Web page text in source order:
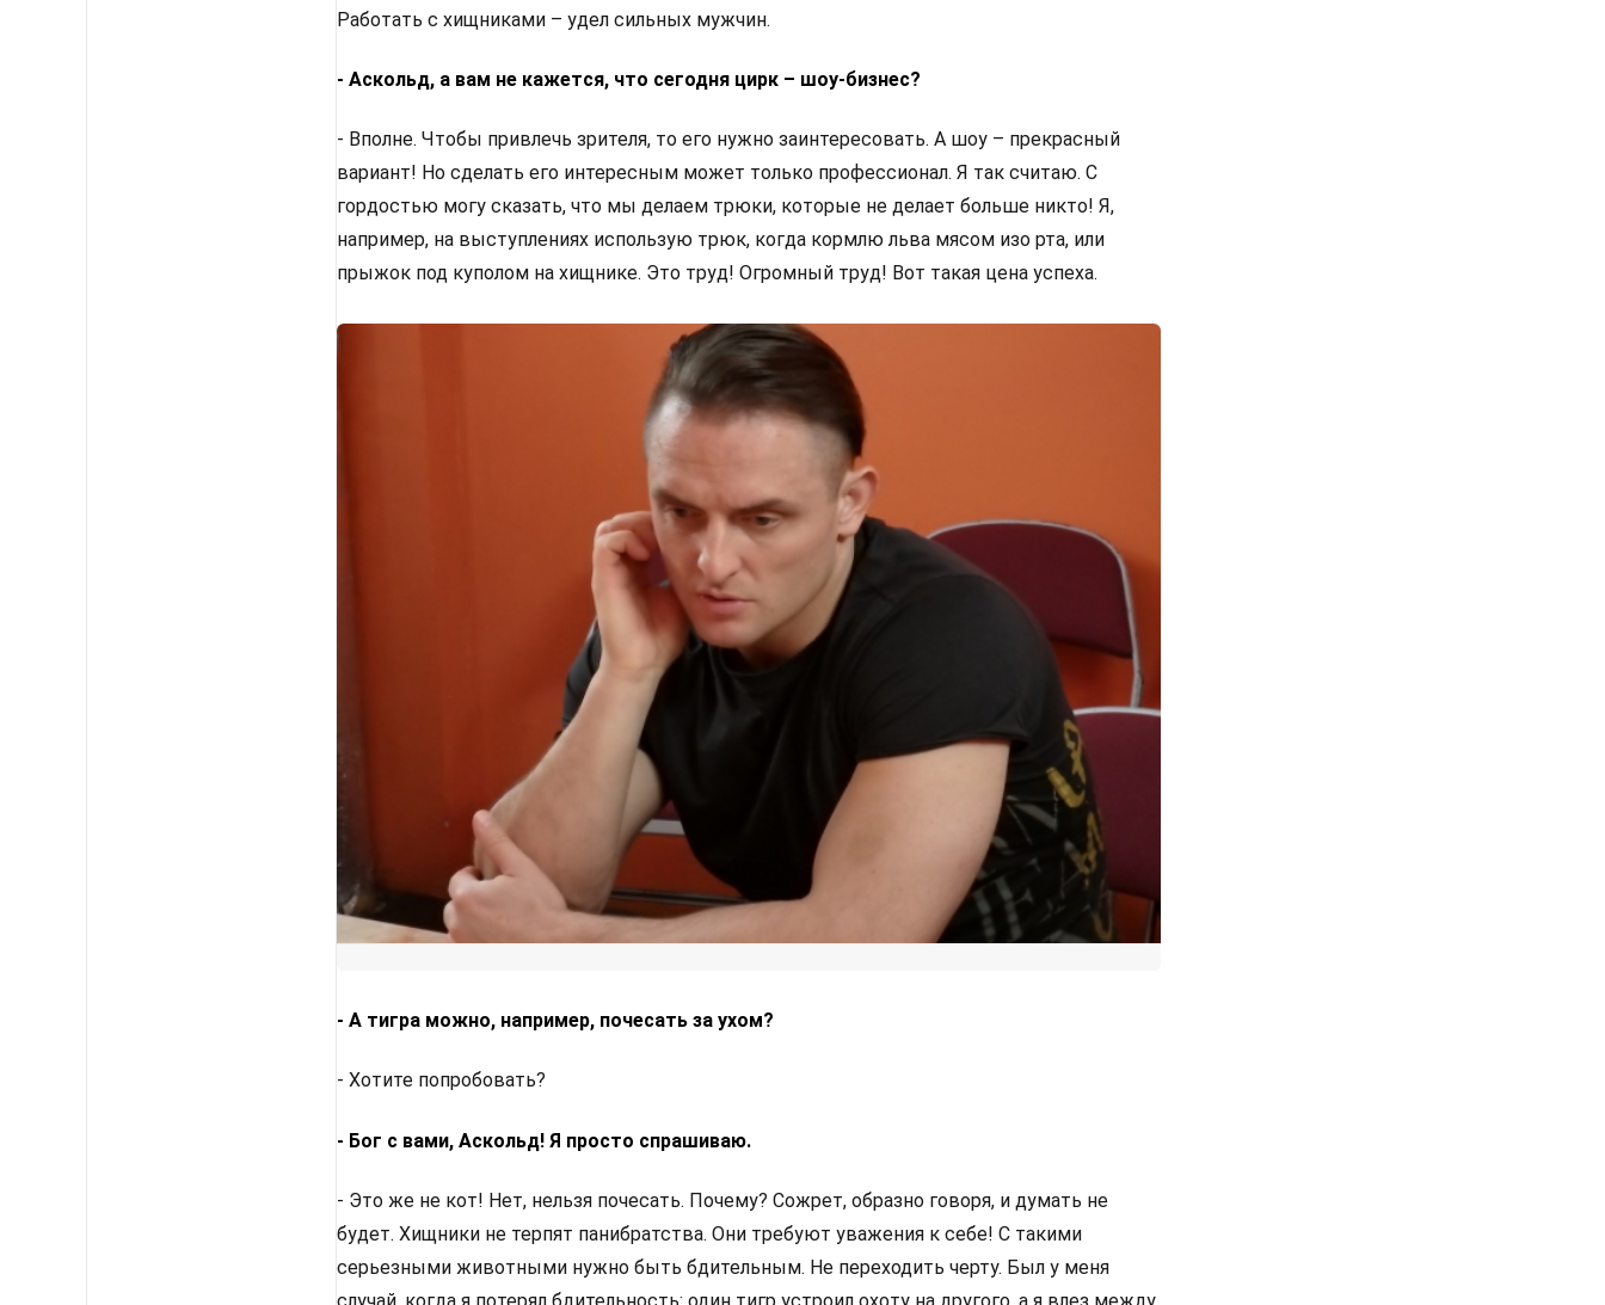
Работать с хищниками – удел сильных мужчин.
- Аскольд, а вам не кажется, что сегодня цирк – шоу-бизнес?
- Вполне. Чтобы привлечь зрителя, то его нужно заинтересовать. А шоу – прекрасный
вариант! Но сделать его интересным может только профессионал. Я так считаю. С
гордостью могу сказать, что мы делаем трюки, которые не делает больше никто! Я,
например, на выступлениях использую трюк, когда кормлю льва мясом изо рта, или
прыжок под куполом на хищнике. Это труд! Огромный труд! Вот такая цена успеха.
- А тигра можно, например, почесать за ухом?
- Хотите попробовать?
- Бог с вами, Аскольд! Я просто спрашиваю.
- Это же не кот! Нет, нельзя почесать. Почему? Сожрет, образно говоря, и думать не
будет. Хищники не терпят панибратства. Они требуют уважения к себе! С такими
серьезными животными нужно быть бдительным. Не переходить черту. Был у меня